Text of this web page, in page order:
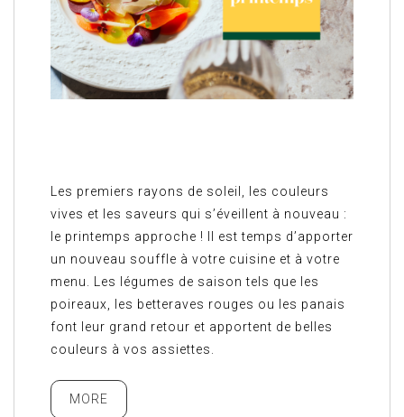
Les premiers rayons de soleil, les couleurs
vives et les saveurs qui s’éveillent à nouveau :
le printemps approche ! Il est temps d’apporter
un nouveau souffle à votre cuisine et à votre
menu. Les légumes de saison tels que les
poireaux, les betteraves rouges ou les panais
font leur grand retour et apportent de belles
couleurs à vos assiettes.
MORE